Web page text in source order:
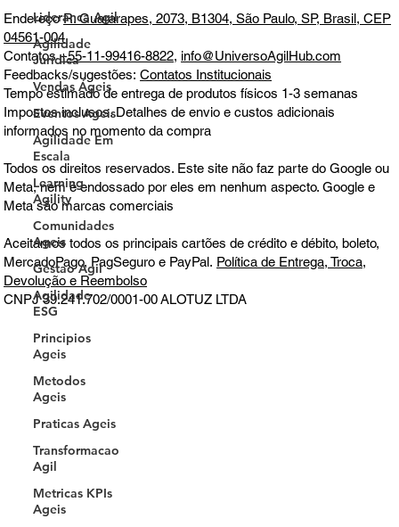
Lideranca Agil
Agilidade
Jurídica
Vendas Ágeis
Eventos Ageis
Agilidade Em
Escala
Learning
Agility
Comunidades
Ageis
Gestao Agil
Agilidade
ESG
Principios
Ageis
Metodos
Ageis
Praticas Ageis
Transformacao
Agil
Metricas KPIs
Ageis
EndereçoR. Guararapes, 2073, B1304, São Paulo, SP, Brasil, CEP
04561-004
Contatos+55-11-99416-8822, info@UniversoAgilHub.com
Feedbacks/sugestões:Contatos Institucionais
Tempo estimado de entrega de produtos físicos 1-3 semanas
Impostos inclusos. Detalhes de envio e custos adicionais
informados no momento da compra
Todos os direitos reservados. Este site não faz parte do Google ou
Meta, nem é endossado por eles em nenhum aspecto. Google e
Meta são marcas comerciais
Aceitamos todos os principais cartões de crédito e débito, boleto,
MercadoPago, PagSeguro e PayPal. Política de Entrega, Troca,
Devolução e Reembolso
CNPJ 39.241.702/0001-00ALOTUZ LTDA